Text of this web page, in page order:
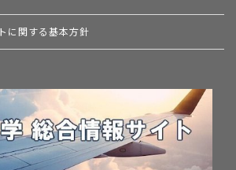
に関する基本方針